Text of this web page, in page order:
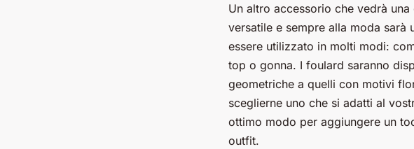
Un altro accessorio che vedrà
versatile e sempre alla moda sarà
essere utilizzato in molti modi:
top o gonna. I foulard saranno
geometriche a quelli con motivi
sceglierne uno che si adatti al
ottimo modo per aggiungere un
outfit.